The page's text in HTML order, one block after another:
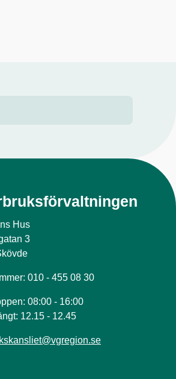
Hus
3
010 - 455 08 30
08:00 - 16:00
12.15 - 12.45